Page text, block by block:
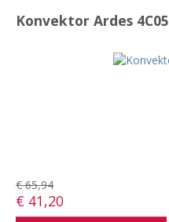
Konvektor Ardes 4C05
€ 65,94
€ 41,20